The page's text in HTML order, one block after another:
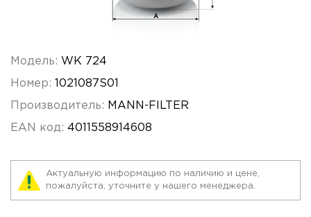
Модель: WK 724
Номер: 1021087S01
Производитель: MANN-FILTER
EAN код: 4011558914608
Актуальную информацию по наличию и цене,
пожалуйста, уточните у нашего менеджера.